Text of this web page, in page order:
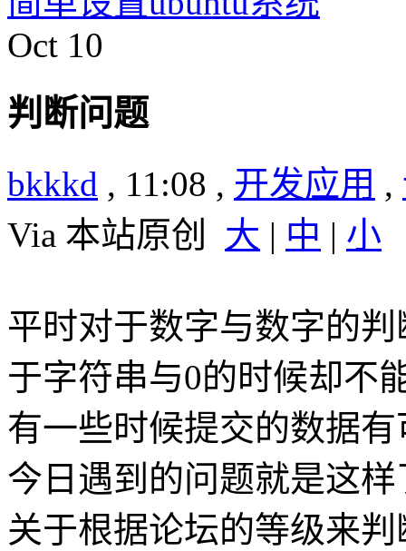
Oct 10
判断问题
bkkkd , 11:08 , 开发应用 ,
Via 本站原创
大 | 中 | 小
平时对于数字与数字的
于字符串与0的时候却不
有一些时候提交的数据
今日遇到的问题就是这样
关于根据论坛的等级来